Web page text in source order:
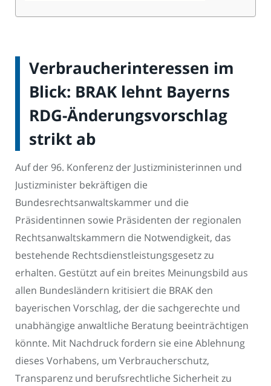
Verbraucherinteressen im
Blick: BRAK lehnt Bayerns
RDG-Änderungsvorschlag
strikt ab
Auf der 96. Konferenz der Justizministerinnen und
Justizminister bekräftigen die
Bundesrechtsanwaltskammer und die
Präsidentinnen sowie Präsidenten der regionalen
Rechtsanwaltskammern die Notwendigkeit, das
bestehende Rechtsdienstleistungsgesetz zu
erhalten. Gestützt auf ein breites Meinungsbild aus
allen Bundesländern kritisiert die BRAK den
bayerischen Vorschlag, der die sachgerechte und
unabhängige anwaltliche Beratung beeinträchtigen
könnte. Mit Nachdruck fordern sie eine Ablehnung
dieses Vorhabens, um Verbraucherschutz,
Transparenz und berufsrechtliche Sicherheit zu